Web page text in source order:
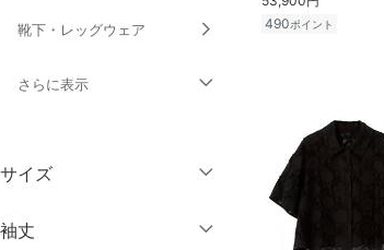
靴下・レッグウェア
さらに表示
アクセサリー・腕時計
財布・ポーチ・ケース
サイズ
ウェア（S/M/L）
袖丈
490ポイント